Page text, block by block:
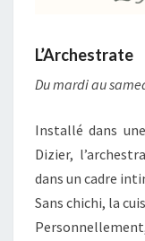
L’Archestrate
Du mardi au
Installé dans
Dizier,
dans un cadre
Sans chichi, la